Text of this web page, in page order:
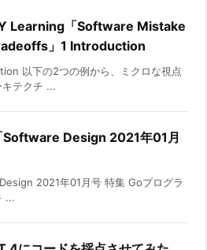
Learning「Software Mistake
」1 Introduction
以下の2つの例から、ミクロな視点
テクチ ...
Design 2021年01月
2021年01月号 特集 Goプログラ
...